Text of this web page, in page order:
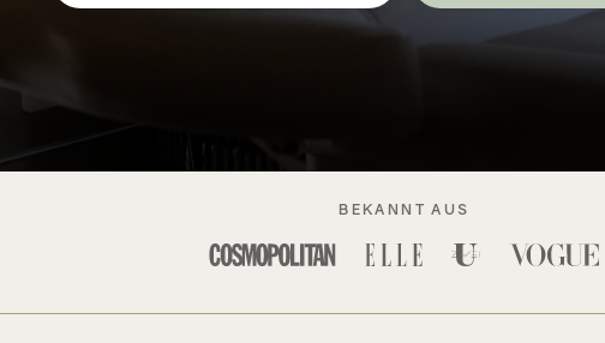
BEKANNT AUS